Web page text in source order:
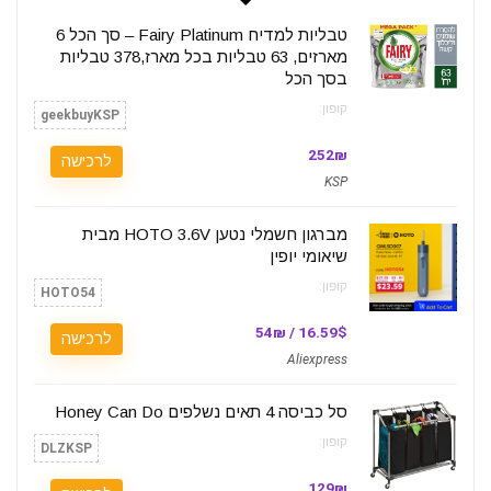
טבליות למדיח Fairy Platinum – סך הכל 6
מארזים, 63 טבליות בכל מארז,378 טבליות
בסך הכל
קופון: geekbuyKSP
252₪
KSP
לרכישה
מברגון חשמלי נטען HOTO 3.6V מבית
שיאומי יופין
קופון: HOTO54
16.59$ / 54₪
Aliexpress
לרכישה
סל כביסה 4 תאים נשלפים Honey Can Do
קופון: DLZKSP